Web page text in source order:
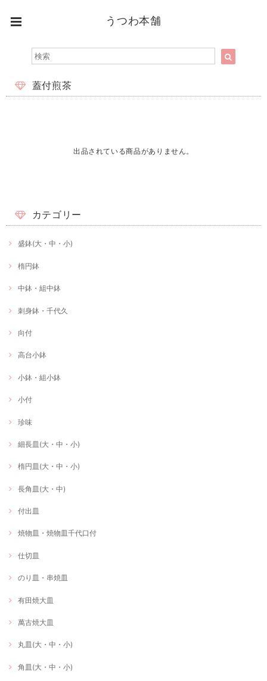
うつわ本舗
蓋付煎茶
出品されている商品がありません。
カテゴリー
盛鉢(大・中・小)
楕円鉢
中鉢・組中鉢
刺身鉢・千代久
向付
高台小鉢
小鉢・組小鉢
小付
珍味
細長皿(大・中・小)
楕円皿(大・中・小)
長角皿(大・中)
付出皿
焼物皿・焼物皿千代口付
仕切皿
のり皿・串焼皿
有田焼大皿
萬古焼大皿
丸皿(大・中・小)
角皿(大・中・小)